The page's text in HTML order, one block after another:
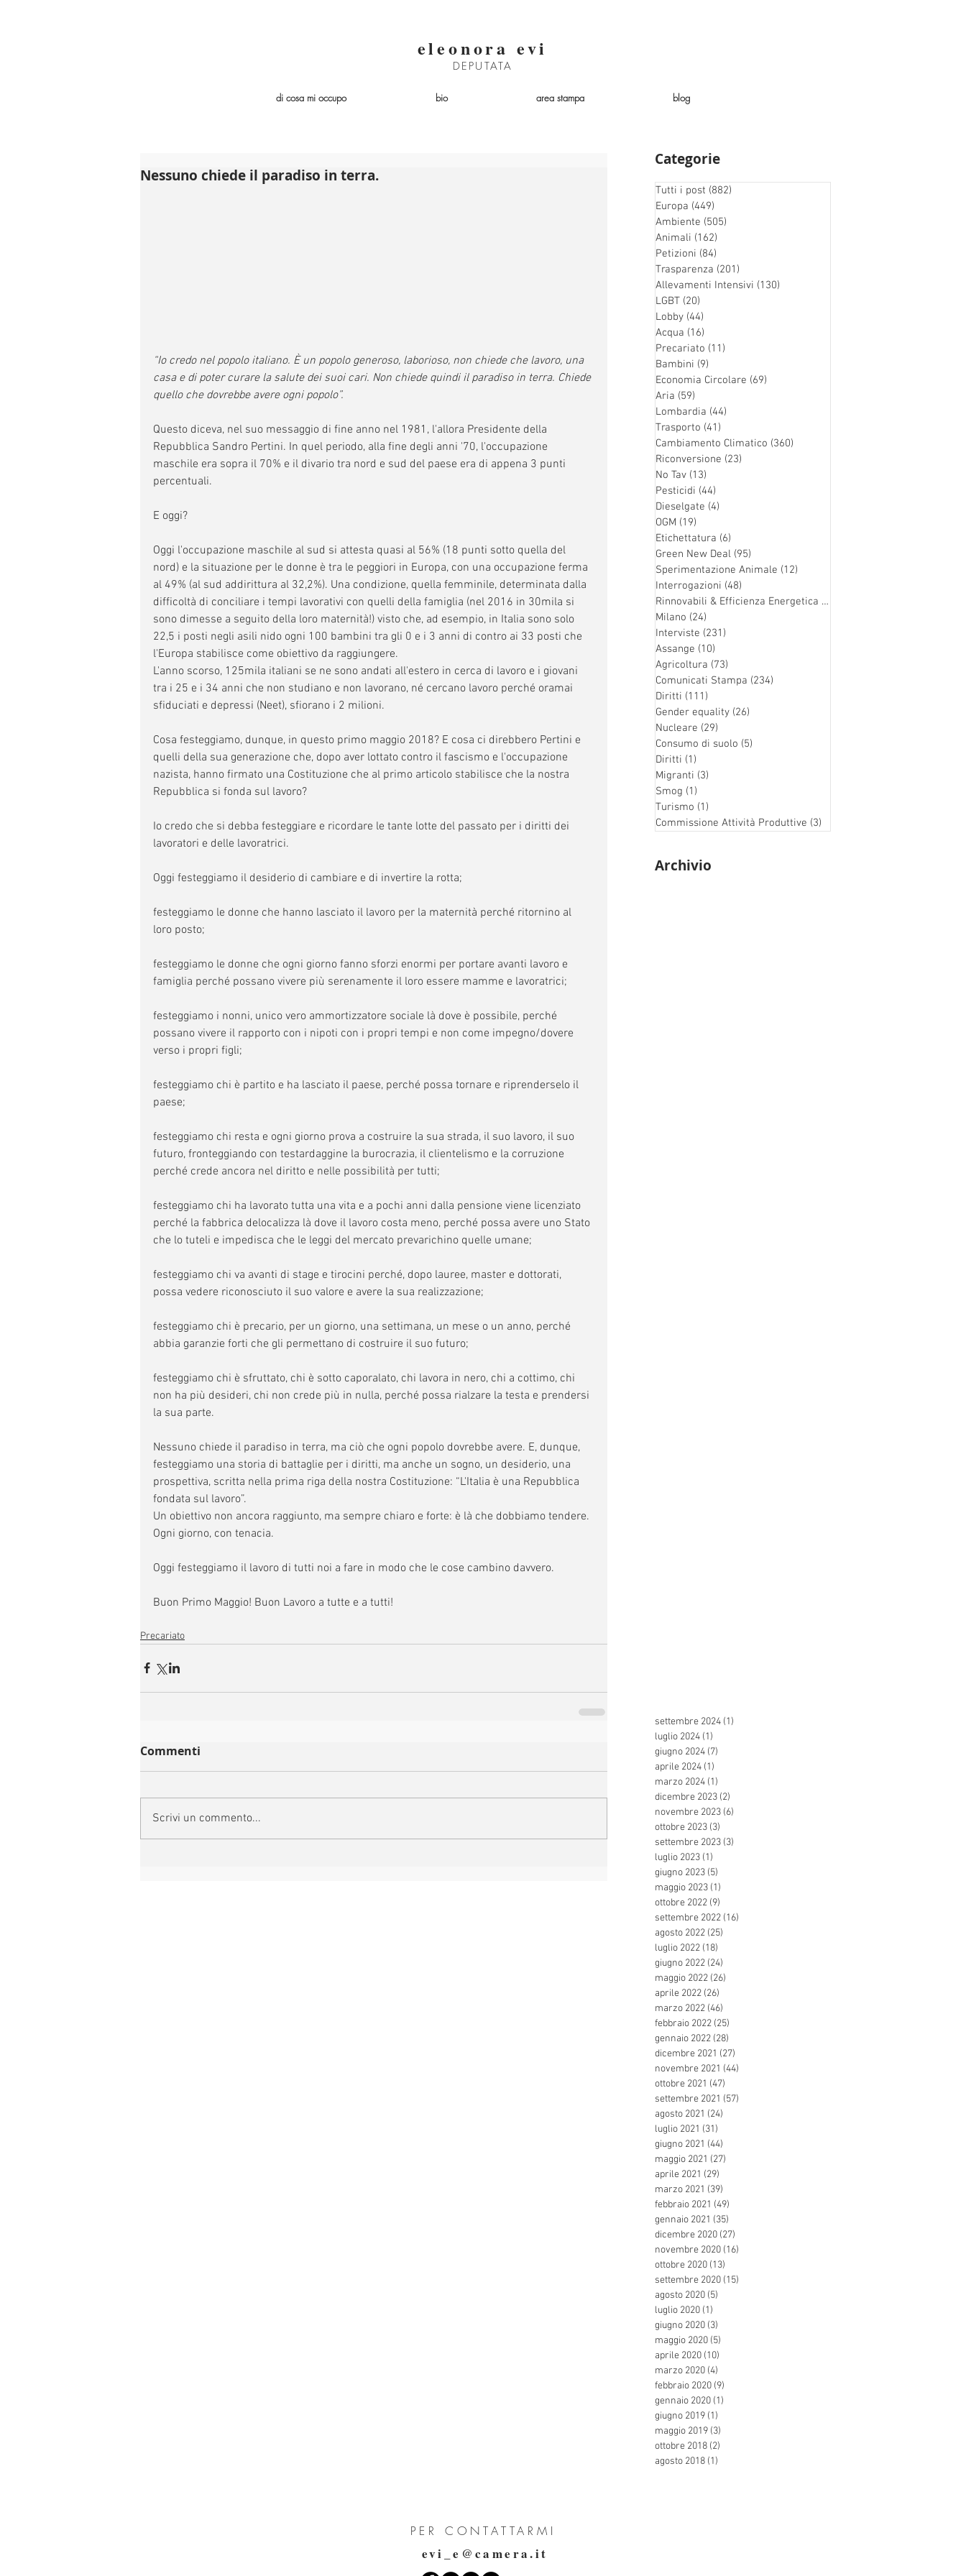
eleonora evi
DEPUTATA
di cosa mi occupo bio area stampa blog
Nessuno chiede il paradiso in terra.
“Io credo nel popolo italiano. È un popolo generoso, laborioso, non chiede che lavoro, una
casa e di poter curare la salute dei suoi cari. Non chiede quindi il paradiso in terra. Chiede
quello che dovrebbe avere ogni popolo”.
Questo diceva, nel suo messaggio di fine anno nel 1981, l'allora Presidente della
Repubblica Sandro Pertini. In quel periodo, alla fine degli anni '70, l'occupazione
maschile era sopra il 70% e il divario tra nord e sud del paese era di appena 3 punti
percentuali.
E oggi?
Oggi l'occupazione maschile al sud si attesta quasi al 56% (18 punti sotto quella del
nord) e la situazione per le donne è tra le peggiori in Europa, con una occupazione ferma
al 49% (al sud addirittura al 32,2%). Una condizione, quella femminile, determinata dalla
difficoltà di conciliare i tempi lavorativi con quelli della famiglia (nel 2016 in 30mila si
sono dimesse a seguito della loro maternità!) visto che, ad esempio, in Italia sono solo
22,5 i posti negli asili nido ogni 100 bambini tra gli 0 e i 3 anni di contro ai 33 posti che
l'Europa stabilisce come obiettivo da raggiungere.
L'anno scorso, 125mila italiani se ne sono andati all'estero in cerca di lavoro e i giovani
tra i 25 e i 34 anni che non studiano e non lavorano, né cercano lavoro perché oramai
sfiduciati e depressi (Neet), sfiorano i 2 milioni.
Cosa festeggiamo, dunque, in questo primo maggio 2018? E cosa ci direbbero Pertini e
quelli della sua generazione che, dopo aver lottato contro il fascismo e l'occupazione
nazista, hanno firmato una Costituzione che al primo articolo stabilisce che la nostra
Repubblica si fonda sul lavoro?
Io credo che si debba festeggiare e ricordare le tante lotte del passato per i diritti dei
lavoratori e delle lavoratrici.
Oggi festeggiamo il desiderio di cambiare e di invertire la rotta;
festeggiamo le donne che hanno lasciato il lavoro per la maternità perché ritornino al
loro posto;
festeggiamo le donne che ogni giorno fanno sforzi enormi per portare avanti lavoro e
famiglia perché possano vivere più serenamente il loro essere mamme e lavoratrici;
festeggiamo i nonni, unico vero ammortizzatore sociale là dove è possibile, perché
possano vivere il rapporto con i nipoti con i propri tempi e non come impegno/dovere
verso i propri figli;
festeggiamo chi è partito e ha lasciato il paese, perché possa tornare e riprenderselo il
paese;
festeggiamo chi resta e ogni giorno prova a costruire la sua strada, il suo lavoro, il suo
futuro, fronteggiando con testardaggine la burocrazia, il clientelismo e la corruzione
perché crede ancora nel diritto e nelle possibilità per tutti;
festeggiamo chi ha lavorato tutta una vita e a pochi anni dalla pensione viene licenziato
perché la fabbrica delocalizza là dove il lavoro costa meno, perché possa avere uno Stato
che lo tuteli e impedisca che le leggi del mercato prevarichino quelle umane;
festeggiamo chi va avanti di stage e tirocini perché, dopo lauree, master e dottorati,
possa vedere riconosciuto il suo valore e avere la sua realizzazione;
festeggiamo chi è precario, per un giorno, una settimana, un mese o un anno, perché
abbia garanzie forti che gli permettano di costruire il suo futuro;
festeggiamo chi è sfruttato, chi è sotto caporalato, chi lavora in nero, chi a cottimo, chi
non ha più desideri, chi non crede più in nulla, perché possa rialzare la testa e prendersi
la sua parte.
Nessuno chiede il paradiso in terra, ma ciò che ogni popolo dovrebbe avere. E, dunque,
festeggiamo una storia di battaglie per i diritti, ma anche un sogno, un desiderio, una
prospettiva, scritta nella prima riga della nostra Costituzione: “L'Italia è una Repubblica
fondata sul lavoro”.
Un obiettivo non ancora raggiunto, ma sempre chiaro e forte: è là che dobbiamo tendere.
Ogni giorno, con tenacia.
Oggi festeggiamo il lavoro di tutti noi a fare in modo che le cose cambino davvero.
Buon Primo Maggio! Buon Lavoro a tutte e a tutti!
Precariato
Commenti
Scrivi un commento...
Categorie
Tutti i post (882)
Europa (449)
Ambiente (505)
Animali (162)
Petizioni (84)
Trasparenza (201)
Allevamenti Intensivi (130)
LGBT (20)
Lobby (44)
Acqua (16)
Precariato (11)
Bambini (9)
Economia Circolare (69)
Aria (59)
Lombardia (44)
Trasporto (41)
Cambiamento Climatico (360)
Riconversione (23)
No Tav (13)
Pesticidi (44)
Dieselgate (4)
OGM (19)
Etichettatura (6)
Green New Deal (95)
Sperimentazione Animale (12)
Interrogazioni (48)
Rinnovabili & Efficienza Energetica (126)
Milano (24)
Interviste (231)
Assange (10)
Agricoltura (73)
Comunicati Stampa (234)
Diritti (111)
Gender equality (26)
Nucleare (29)
Consumo di suolo (5)
Diritti (1)
Migranti (3)
Smog (1)
Turismo (1)
Commissione Attività Produttive (3)
Archivio
settembre 2024 (1)
luglio 2024 (1)
giugno 2024 (7)
aprile 2024 (1)
marzo 2024 (1)
dicembre 2023 (2)
novembre 2023 (6)
ottobre 2023 (3)
settembre 2023 (3)
luglio 2023 (1)
giugno 2023 (5)
maggio 2023 (1)
ottobre 2022 (9)
settembre 2022 (16)
agosto 2022 (25)
luglio 2022 (18)
giugno 2022 (24)
maggio 2022 (26)
aprile 2022 (26)
marzo 2022 (46)
febbraio 2022 (25)
gennaio 2022 (28)
dicembre 2021 (27)
novembre 2021 (44)
ottobre 2021 (47)
settembre 2021 (57)
agosto 2021 (24)
luglio 2021 (31)
giugno 2021 (44)
maggio 2021 (27)
aprile 2021 (29)
marzo 2021 (39)
febbraio 2021 (49)
gennaio 2021 (35)
dicembre 2020 (27)
novembre 2020 (16)
ottobre 2020 (13)
settembre 2020 (15)
agosto 2020 (5)
luglio 2020 (1)
giugno 2020 (3)
maggio 2020 (5)
aprile 2020 (10)
marzo 2020 (4)
febbraio 2020 (9)
gennaio 2020 (1)
giugno 2019 (1)
maggio 2019 (3)
ottobre 2018 (2)
agosto 2018 (1)
PER CONTATTARMI
evi_e@camera.it